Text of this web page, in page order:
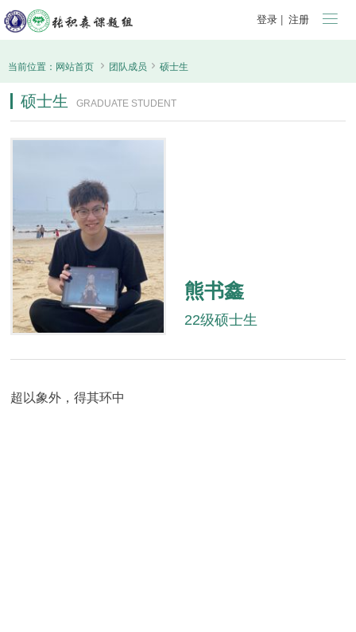
登录 注册 
当前位置： 网站首页  团队成员  硕士生
硕士生 GRADUATE STUDENT
熊书鑫
22级硕士生
超以象外，得其环中